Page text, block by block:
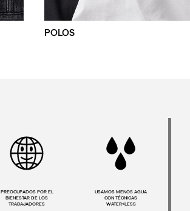
POLOS
PREOCUPADOS POR EL
BIENESTAR DE LOS
TRABAJADORES
USAMOS MENOS AGUA
CON TÉCNICAS
WATER<LESS